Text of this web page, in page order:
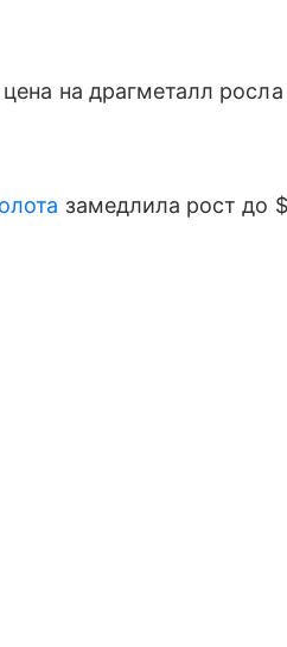
на драгметалл росла
замедлила рост до